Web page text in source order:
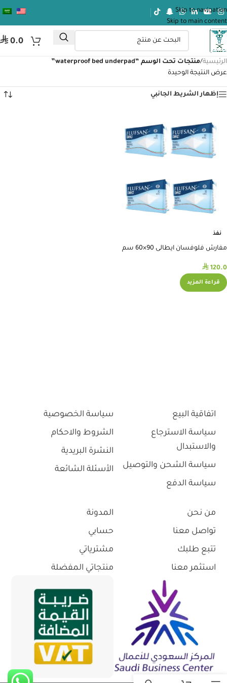
Skip to navigation
Skip to main content
⃁ 0.0
الرئيسية/منتجات تحت الوسم “waterproof bed underpad”
عرض النتيجة الوحيدة
إظهار الشريط الجانبي
نفذ
مفارش فلوفسان ايطالى 90×60 سم
⃁ 120.0
قراءة المزيد
اتفاقية البيع
سياسة الاسترجاع
والاستبدال
سياسة الشحن والتوصيل
سياسة الدفع
سياسة الخصوصية
الشروط والاحكام
النشرة البريدية
الأسئلة الشائعة
من نحن
تواصل معنا
تتبع طلبك
استثمر معنا
المدونة
حسابي
مشترياتي
منتجاتي المفضلة